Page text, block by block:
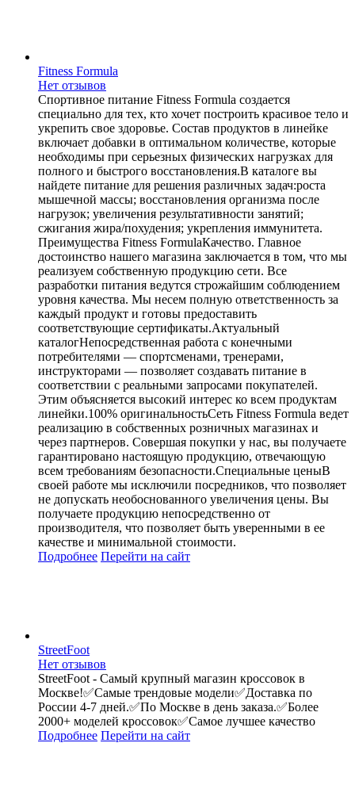
Fitness Formula
Нет отзывов
Спортивное питание Fitness Formula создается
специально для тех, кто хочет построить красивое тело и
укрепить свое здоровье. Состав продуктов в линейке
включает добавки в оптимальном количестве, которые
необходимы при серьезных физических нагрузках для
полного и быстрого восстановления.В каталоге вы
найдете питание для решения различных задач:роста
мышечной массы; восстановления организма после
нагрузок; увеличения результативности занятий;
сжигания жира/похудения; укрепления иммунитета.
Преимущества Fitness FormulaКачество. Главное
достоинство нашего магазина заключается в том, что мы
реализуем собственную продукцию сети. Все
разработки питания ведутся строжайшим соблюдением
уровня качества. Мы несем полную ответственность за
каждый продукт и готовы предоставить
соответствующие сертификаты.Актуальный
каталогНепосредственная работа с конечными
потребителями — спортсменами, тренерами,
инструкторами — позволяет создавать питание в
соответствии с реальными запросами покупателей.
Этим объясняется высокий интерес ко всем продуктам
линейки.100% оригинальностьСеть Fitness Formula ведет
реализацию в собственных розничных магазинах и
через партнеров. Совершая покупки у нас, вы получаете
гарантировано настоящую продукцию, отвечающую
всем требованиям безопасности.Специальные ценыВ
своей работе мы исключили посредников, что позволяет
не допускать необоснованного увеличения цены. Вы
получаете продукцию непосредственно от
производителя, что позволяет быть уверенными в ее
качестве и минимальной стоимости.
Подробнее Перейти на сайт
StreetFoot
Нет отзывов
StreetFoot - Самый крупный магазин кроссовок в
Москве!✅Самые трендовые модели✅Доставка по
России 4-7 дней.✅По Москве в день заказа.✅Более
2000+ моделей кроссовок✅Самое лучшее качество
Подробнее Перейти на сайт